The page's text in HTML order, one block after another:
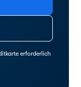
erforderlich